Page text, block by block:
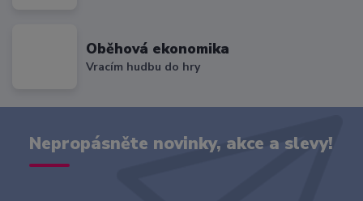
Oběhová ekonomika
Vracím hudbu do hry
Nepropásněte novinky, akce a slevy!